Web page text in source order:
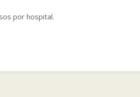
por hospital.